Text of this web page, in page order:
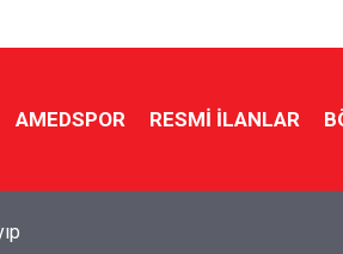
AMEDSPOR RESMI İLANLAR